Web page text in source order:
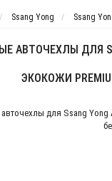
Ssang Yong Ssang
АВТОЧЕХЛЫ ДЛЯ
ЭКОКОЖИ